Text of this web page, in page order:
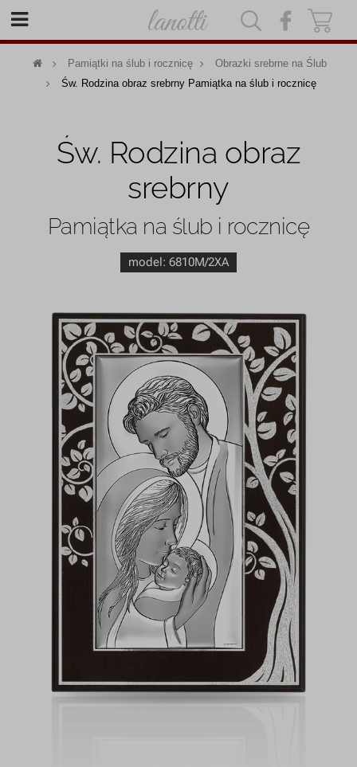
Pamiątki na ślub i rocznicę
Obrazki srebrne na Ślub
Św. Rodzina obraz srebrny Pamiątka na ślub i rocznicę
Św. Rodzina obraz
srebrny
Pamiątka na ślub i rocznicę
model: 6810M/2XA